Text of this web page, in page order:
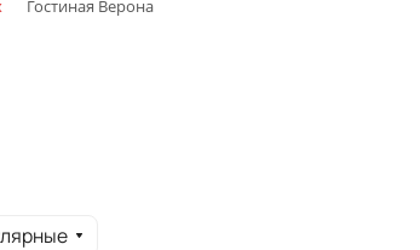
Гостиная Верона